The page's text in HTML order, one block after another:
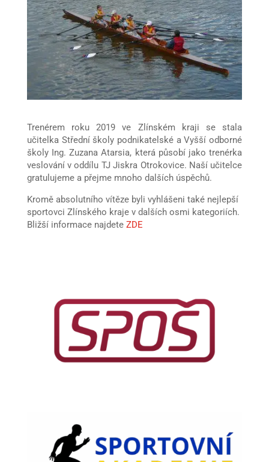
Trenérem roku 2019 ve Zlínském kraji se stala
učitelka Střední školy podnikatelské a Vyšší odborné
školy Ing. Zuzana Atarsia, která působí jako trenérka
veslování v oddílu TJ Jiskra Otrokovice. Naší učitelce
gratulujeme a přejme mnoho dalších úspěchů.
Kromě absolutního vítěze byli vyhlášeni také nejlepší
sportovci Zlínského kraje v dalších osmi kategoriích.
Bližší informace najdete ZDE